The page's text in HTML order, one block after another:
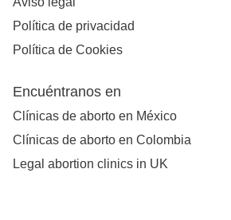
Política de privacidad
Política de Cookies
Encuéntranos en
Clínicas de aborto en México
Clínicas de aborto en Colombia
Legal abortion clinics in UK